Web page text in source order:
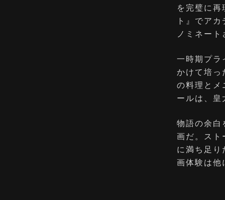
を完璧に
ト』でア
ノミネー
一時期プラ
かけて培っ
の料理とメ
ールは、皇
物語の余白
画だ。スト
に満ち足り
画体験は他